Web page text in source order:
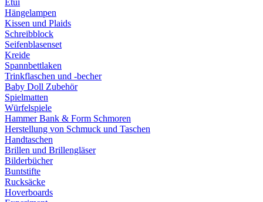
Etui
Hängelampen
Kissen und Plaids
Schreibblock
Seifenblasenset
Kreide
Spannbettlaken
Trinkflaschen und -becher
Baby Doll Zubehör
Spielmatten
Würfelspiele
Hammer Bank & Form Schmoren
Herstellung von Schmuck und Taschen
Handtaschen
Brillen und Brillengläser
Bilderbücher
Buntstifte
Rucksäcke
Hoverboards